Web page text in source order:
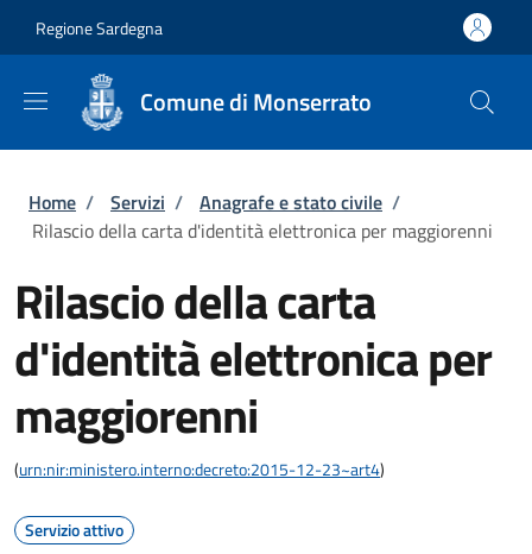
Regione Sardegna
Comune di Monserrato
Briciole di pane
Home / Servizi / Anagrafe e stato civile /
Rilascio della carta d'identità elettronica per maggiorenni
Rilascio della carta
d'identità elettronica per
maggiorenni
(urn:nir:ministero.interno:decreto:2015-12-23~art4)
Servizio attivo